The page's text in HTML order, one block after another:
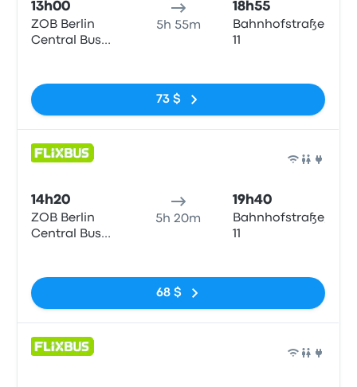
13h00
ZOB Berlin
Central Bus
5h 55m
18h55
Bahnhofstraße,
11
73 $
14h20
ZOB Berlin
Central Bus
5h 20m
19h40
Bahnhofstraße,
11
68 $